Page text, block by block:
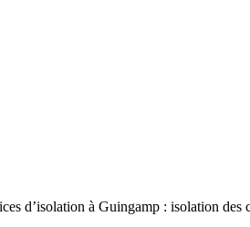
d’isolation à Guingamp : isolation